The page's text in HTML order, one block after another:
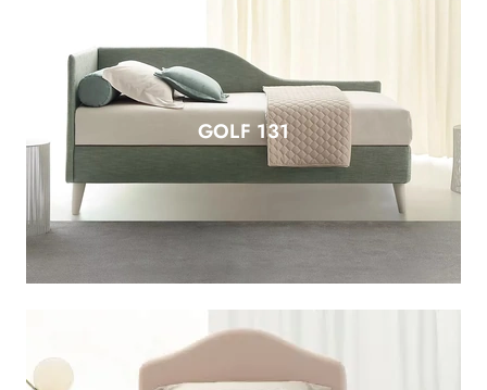
GOLF 131